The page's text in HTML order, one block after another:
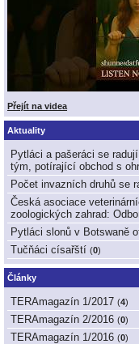
Přejít na videa
Aktuality
Pytláci a pašeráci se
tým, potírající obchod s
Počet invazních druhů se
Česká asociace
zoologických zahrad:
Pytláci slonů v Botswaně
Tučňáci císařští (0)
Články
TERAmagazín 1/2017 (4)
TERAmagazín 2/2016 (0)
TERAmagazín 1/2016 (0)